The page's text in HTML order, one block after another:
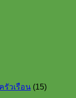
รัวเรือน 1515
products